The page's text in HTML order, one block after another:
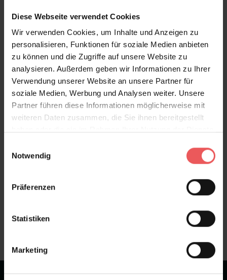
Diese Webseite verwendet Cookies
Wir verwenden Cookies, um Inhalte und Anzeigen zu
personalisieren, Funktionen für soziale Medien anbieten
zu können und die Zugriffe auf unsere Website zu
analysieren. Außerdem geben wir Informationen zu Ihrer
Verwendung unserer Website an unsere Partner für
soziale Medien, Werbung und Analysen weiter. Unsere
Partner führen diese Informationen möglicherweise mit
weiteren Daten zusammen, die Sie ihnen bereitgestellt
Notwendig
Präferenzen
Statistiken
Marketing
"Shabby Chic"...
Produktdetails
Versand & Zahlung
Bewertungen